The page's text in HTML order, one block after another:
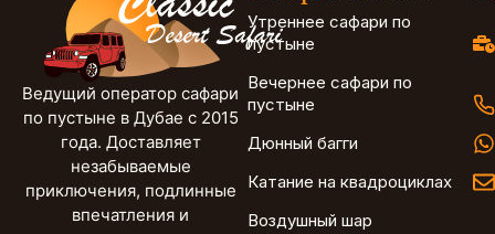
Ведущий оператор сафари
по пустыне в Дубае с 2015
года. Доставляет
незабываемые
приключения, подлинные
впечатления и
Утреннее сафари по
пустыне
Вечернее сафари по
пустыне
Дюнный багги
Катание на квадроциклах
Воздушный шар